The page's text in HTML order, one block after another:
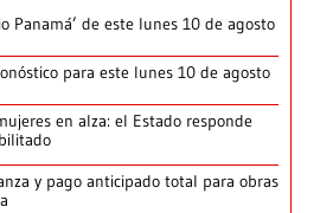
Panamá’ de este lunes 10 de agosto
para este lunes 10 de agosto
en alza: el Estado responde
y pago anticipado total para obras